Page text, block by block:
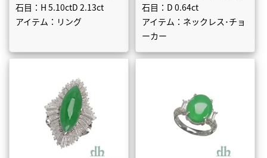
石目：H 5.10ctD 2.13ct
アイテム：リング
石目：D 0.64ct
アイテム：ネックレス･チョ
ーカー